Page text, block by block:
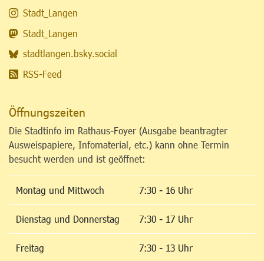
Stadt_Langen
Stadt_Langen
stadtlangen.bsky.social
RSS-Feed
Öffnungszeiten
Die Stadtinfo im Rathaus-Foyer (Ausgabe beantragter
Ausweispapiere, Infomaterial, etc.) kann ohne Termin
besucht werden und ist geöffnet:
Montag und Mittwoch 7:30 - 16 Uhr
Dienstag und Donnerstag 7:30 - 17 Uhr
Freitag 7:30 - 13 Uhr